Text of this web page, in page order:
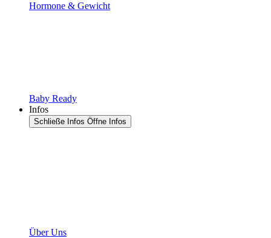
Hormone & Gewicht
Baby Ready
Infos
Schließe Infos Öffne Infos
Über Uns